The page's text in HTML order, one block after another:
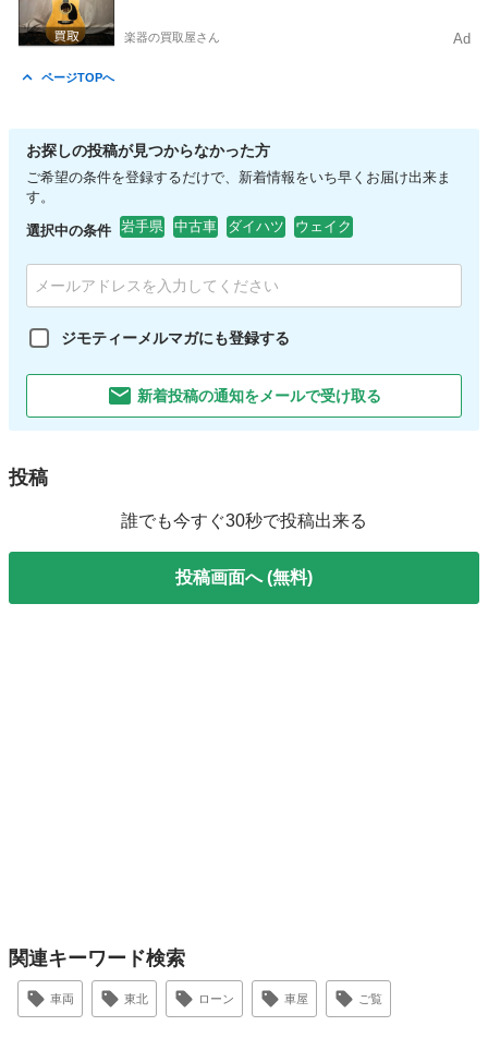
楽器の買取屋さん Ad
ページTOPへ
お探しの投稿が見つからなかった方
ご希望の条件を登録するだけで、新着情報をいち早くお届け出来ま
す。
選択中の条件 岩手県 中古車 ダイハツ ウェイク
ジモティーメルマガにも登録する
新着投稿の通知をメールで受け取る
投稿
誰でも今すぐ30秒で投稿出来る
投稿画面へ (無料)
関連キーワード検索
車両 東北 ローン 車屋 ご覧